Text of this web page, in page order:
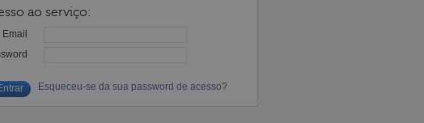
ao serviço:
Email
Esqueceu-se da sua password de acesso?